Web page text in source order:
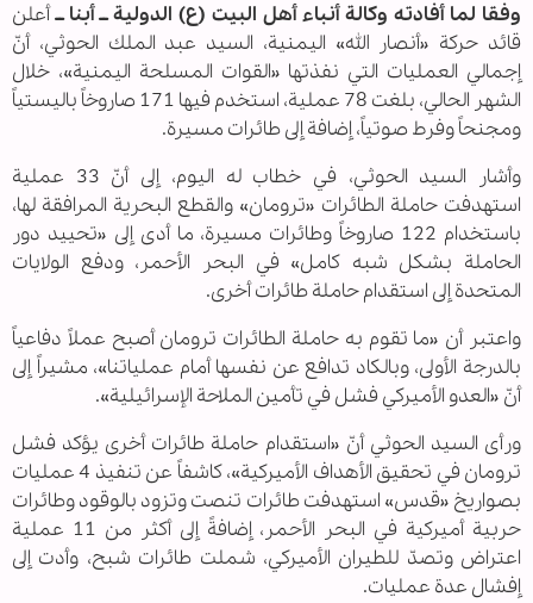
وفقا لما أفادته وكالة أنباء أهل البيت (ع) الدولية ــ أبنا ــأعلن
قائد حركة «أنصار الله» اليمنية، السيد عبد الملك الحوثي، أنّ
إجمالي العمليات التي نفذتها «القوات المسلحة اليمنية»، خلال
الشهر الحالي، بلغت 78 عملية، استخدم فيها 171 صاروخاً باليستياً
ومجنحاً وفرط صوتياً، إضافة إلى طائرات مسيرة.
وأشار السيد الحوثي، في خطاب له اليوم، إلى أنّ 33 عملية
استهدفت حاملة الطائرات «ترومان» والقطع البحرية المرافقة لها،
باستخدام 122 صاروخاً وطائرات مسيرة، ما أدى إلى «تحييد دور
الحاملة بشكل شبه كامل» في البحر الأحمر، ودفع الولايات
المتحدة إلى استقدام حاملة طائرات أخرى.
واعتبر أن «ما تقوم به حاملة الطائرات ترومان أصبح عملاً دفاعياً
بالدرجة الأولى، وبالكاد تدافع عن نفسها أمام عملياتنا»، مشيراً إلى
أنّ «العدو الأميركي فشل في تأمين الملاحة الإسرائيلية».
ورأى السيد الحوثي أنّ «استقدام حاملة طائرات أخرى يؤكد فشل
ترومان في تحقيق الأهداف الأميركية»، كاشفاً عن تنفيذ 4 عمليات
بصواريخ «قدس» استهدفت طائرات تنصت وتزود بالوقود وطائرات
حربية أميركية في البحر الأحمر، إضافةً إلى أكثر من 11 عملية
اعتراض وتصدّ للطيران الأميركي، شملت طائرات شبح، وأدت إلى
إفشال عدة عمليات.